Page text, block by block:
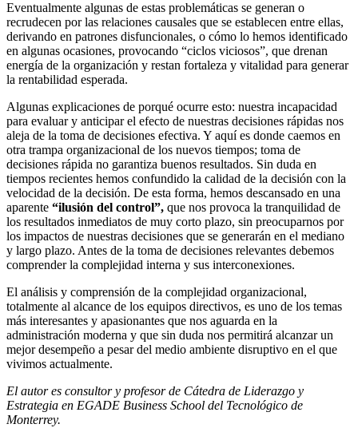
Eventualmente algunas de estas problemáticas se generan o
recrudecen por las relaciones causales que se establecen entre ellas,
derivando en patrones disfuncionales, o cómo lo hemos identificado
en algunas ocasiones, provocando “ciclos viciosos”, que drenan
energía de la organización y restan fortaleza y vitalidad para generar
la rentabilidad esperada.
Algunas explicaciones de porqué ocurre esto: nuestra incapacidad
para evaluar y anticipar el efecto de nuestras decisiones rápidas nos
aleja de la toma de decisiones efectiva. Y aquí es donde caemos en
otra trampa organizacional de los nuevos tiempos; toma de
decisiones rápida no garantiza buenos resultados. Sin duda en
tiempos recientes hemos confundido la calidad de la decisión con la
velocidad de la decisión. De esta forma, hemos descansado en una
aparente “ilusión del control”, que nos provoca la tranquilidad de
los resultados inmediatos de muy corto plazo, sin preocuparnos por
los impactos de nuestras decisiones que se generarán en el mediano
y largo plazo. Antes de la toma de decisiones relevantes debemos
comprender la complejidad interna y sus interconexiones.
El análisis y comprensión de la complejidad organizacional,
totalmente al alcance de los equipos directivos, es uno de los temas
más interesantes y apasionantes que nos aguarda en la
administración moderna y que sin duda nos permitirá alcanzar un
mejor desempeño a pesar del medio ambiente disruptivo en el que
vivimos actualmente.
El autor es consultor y profesor de Cátedra de Liderazgo y
Estrategia en EGADE Business School del Tecnológico de
Monterrey.